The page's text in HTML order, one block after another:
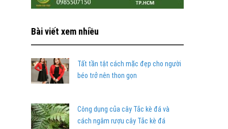
Bài viết xem nhiều
Tất tần tật cách mặc đẹp cho người
béo trở nên thon gọn
Công dụng của cây Tắc kè đá và
cách ngâm rượu cây Tắc kè đá